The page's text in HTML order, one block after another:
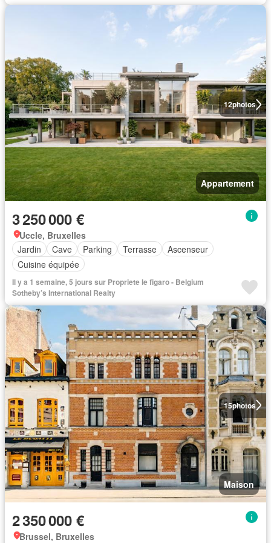
12photos
Appartement
3 250 000 €
Uccle, Bruxelles
Jardin
Cave Parking Terrasse
Ascenseur
Cuisine équipée
Il y a 1 semaine, 5 jours sur Propriete le figaro - Belgium
Sotheby’s International Realty
15photos
Maison
2 350 000 €
Brussel, Bruxelles